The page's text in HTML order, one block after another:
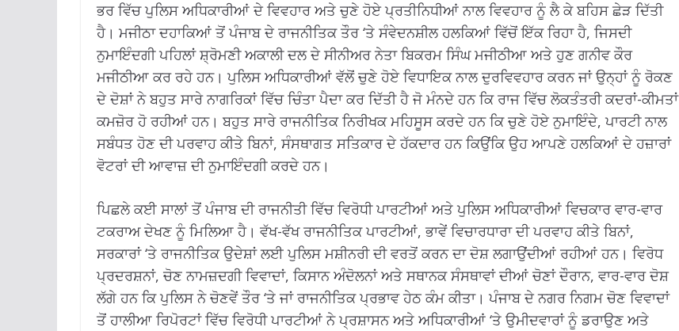
ਭਰ ਵਿੱਚ ਪੁਲਿਸ ਅਧਿਕਾਰੀਆਂ ਦੇ ਵਿਵਹਾਰ ਅਤੇ ਚੁਣੇ ਹੋਏ ਪ੍ਰਤੀਨਿਧੀਆਂ ਨਾਲ ਵਿਵਹਾਰ ਨੂੰ ਲੈ ਕੇ ਬਹਿਸ ਛੇੜ ਦਿੱਤੀ
ਹੈ। ਮਜੀਠਾ ਦਹਾਕਿਆਂ ਤੋਂ ਪੰਜਾਬ ਦੇ ਰਾਜਨੀਤਿਕ ਤੌਰ ‘ਤੇ ਸੰਵੇਦਨਸ਼ੀਲ ਹਲਕਿਆਂ ਵਿੱਚੋਂ ਇੱਕ ਰਿਹਾ ਹੈ, ਜਿਸਦੀ
ਨੁਮਾਇੰਦਗੀ ਪਹਿਲਾਂ ਸ਼੍ਰੋਮਣੀ ਅਕਾਲੀ ਦਲ ਦੇ ਸੀਨੀਅਰ ਨੇਤਾ ਬਿਕਰਮ ਸਿੰਘ ਮਜੀਠੀਆ ਅਤੇ ਹੁਣ ਗਨੀਵ ਕੌਰ
ਮਜੀਠੀਆ ਕਰ ਰਹੇ ਹਨ। ਪੁਲਿਸ ਅਧਿਕਾਰੀਆਂ ਵੱਲੋਂ ਚੁਣੇ ਹੋਏ ਵਿਧਾਇਕ ਨਾਲ ਦੁਰਵਿਵਹਾਰ ਕਰਨ ਜਾਂ ਉਨ੍ਹਾਂ ਨੂੰ ਰੋਕਣ
ਦੇ ਦੋਸ਼ਾਂ ਨੇ ਬਹੁਤ ਸਾਰੇ ਨਾਗਰਿਕਾਂ ਵਿੱਚ ਚਿੰਤਾ ਪੈਦਾ ਕਰ ਦਿੱਤੀ ਹੈ ਜੋ ਮੰਨਦੇ ਹਨ ਕਿ ਰਾਜ ਵਿੱਚ ਲੋਕਤੰਤਰੀ ਕਦਰਾਂ-ਕੀਮਤਾਂ
ਕਮਜ਼ੋਰ ਹੋ ਰਹੀਆਂ ਹਨ। ਬਹੁਤ ਸਾਰੇ ਰਾਜਨੀਤਿਕ ਨਿਰੀਖਕ ਮਹਿਸੂਸ ਕਰਦੇ ਹਨ ਕਿ ਚੁਣੇ ਹੋਏ ਨੁਮਾਇੰਦੇ, ਪਾਰਟੀ ਨਾਲ
ਸਬੰਧਤ ਹੋਣ ਦੀ ਪਰਵਾਹ ਕੀਤੇ ਬਿਨਾਂ, ਸੰਸਥਾਗਤ ਸਤਿਕਾਰ ਦੇ ਹੱਕਦਾਰ ਹਨ ਕਿਉਂਕਿ ਉਹ ਆਪਣੇ ਹਲਕਿਆਂ ਦੇ ਹਜ਼ਾਰਾਂ
ਵੋਟਰਾਂ ਦੀ ਆਵਾਜ਼ ਦੀ ਨੁਮਾਇੰਦਗੀ ਕਰਦੇ ਹਨ।
ਪਿਛਲੇ ਕਈ ਸਾਲਾਂ ਤੋਂ ਪੰਜਾਬ ਦੀ ਰਾਜਨੀਤੀ ਵਿੱਚ ਵਿਰੋਧੀ ਪਾਰਟੀਆਂ ਅਤੇ ਪੁਲਿਸ ਅਧਿਕਾਰੀਆਂ ਵਿਚਕਾਰ ਵਾਰ-ਵਾਰ
ਟਕਰਾਅ ਦੇਖਣ ਨੂੰ ਮਿਲਿਆ ਹੈ। ਵੱਖ-ਵੱਖ ਰਾਜਨੀਤਿਕ ਪਾਰਟੀਆਂ, ਭਾਵੇਂ ਵਿਚਾਰਧਾਰਾ ਦੀ ਪਰਵਾਹ ਕੀਤੇ ਬਿਨਾਂ,
ਸਰਕਾਰਾਂ ‘ਤੇ ਰਾਜਨੀਤਿਕ ਉਦੇਸ਼ਾਂ ਲਈ ਪੁਲਿਸ ਮਸ਼ੀਨਰੀ ਦੀ ਵਰਤੋਂ ਕਰਨ ਦਾ ਦੋਸ਼ ਲਗਾਉਂਦੀਆਂ ਰਹੀਆਂ ਹਨ। ਵਿਰੋਧ
ਪ੍ਰਦਰਸ਼ਨਾਂ, ਚੋਣ ਨਾਮਜ਼ਦਗੀ ਵਿਵਾਦਾਂ, ਕਿਸਾਨ ਅੰਦੋਲਨਾਂ ਅਤੇ ਸਥਾਨਕ ਸੰਸਥਾਵਾਂ ਦੀਆਂ ਚੋਣਾਂ ਦੌਰਾਨ, ਵਾਰ-ਵਾਰ ਦੋਸ਼
ਲੱਗੇ ਹਨ ਕਿ ਪੁਲਿਸ ਨੇ ਚੋਣਵੇਂ ਤੌਰ ‘ਤੇ ਜਾਂ ਰਾਜਨੀਤਿਕ ਪ੍ਰਭਾਵ ਹੇਠ ਕੰਮ ਕੀਤਾ। ਪੰਜਾਬ ਦੇ ਨਗਰ ਨਿਗਮ ਚੋਣ ਵਿਵਾਦਾਂ
ਤੋਂ ਹਾਲੀਆ ਰਿਪੋਰਟਾਂ ਵਿੱਚ ਵਿਰੋਧੀ ਪਾਰਟੀਆਂ ਨੇ ਪ੍ਰਸ਼ਾਸਨ ਅਤੇ ਅਧਿਕਾਰੀਆਂ ‘ਤੇ ਉਮੀਦਵਾਰਾਂ ਨੂੰ ਡਰਾਉਣ ਅਤੇ